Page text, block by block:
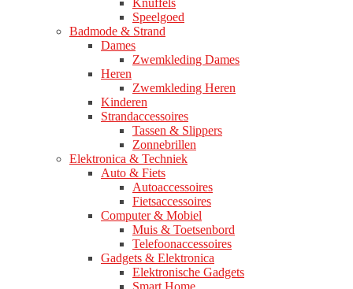
Speelgoed
Badmode & Strand
Dames
Zwemkleding Dames
Heren
Zwemkleding Heren
Kinderen
Strandaccessoires
Tassen & Slippers
Zonnebrillen
Elektronica & Techniek
Auto & Fiets
Autoaccessoires
Fietsaccessoires
Computer & Mobiel
Muis & Toetsenbord
Telefoonaccessoires
Gadgets & Elektronica
Elektronische Gadgets
Smart Home